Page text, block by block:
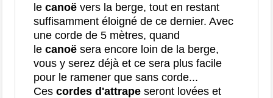
lecanoë vers la berge, tout en restant
suffisamment éloigné de ce dernier. Avec
une corde de 5 mètres, quand
lecanoë sera encore loin de la berge,
vous y serez déjà et ce sera plus facile
pour le ramener que sans corde...
Cescordes d'attrape seront lovées et